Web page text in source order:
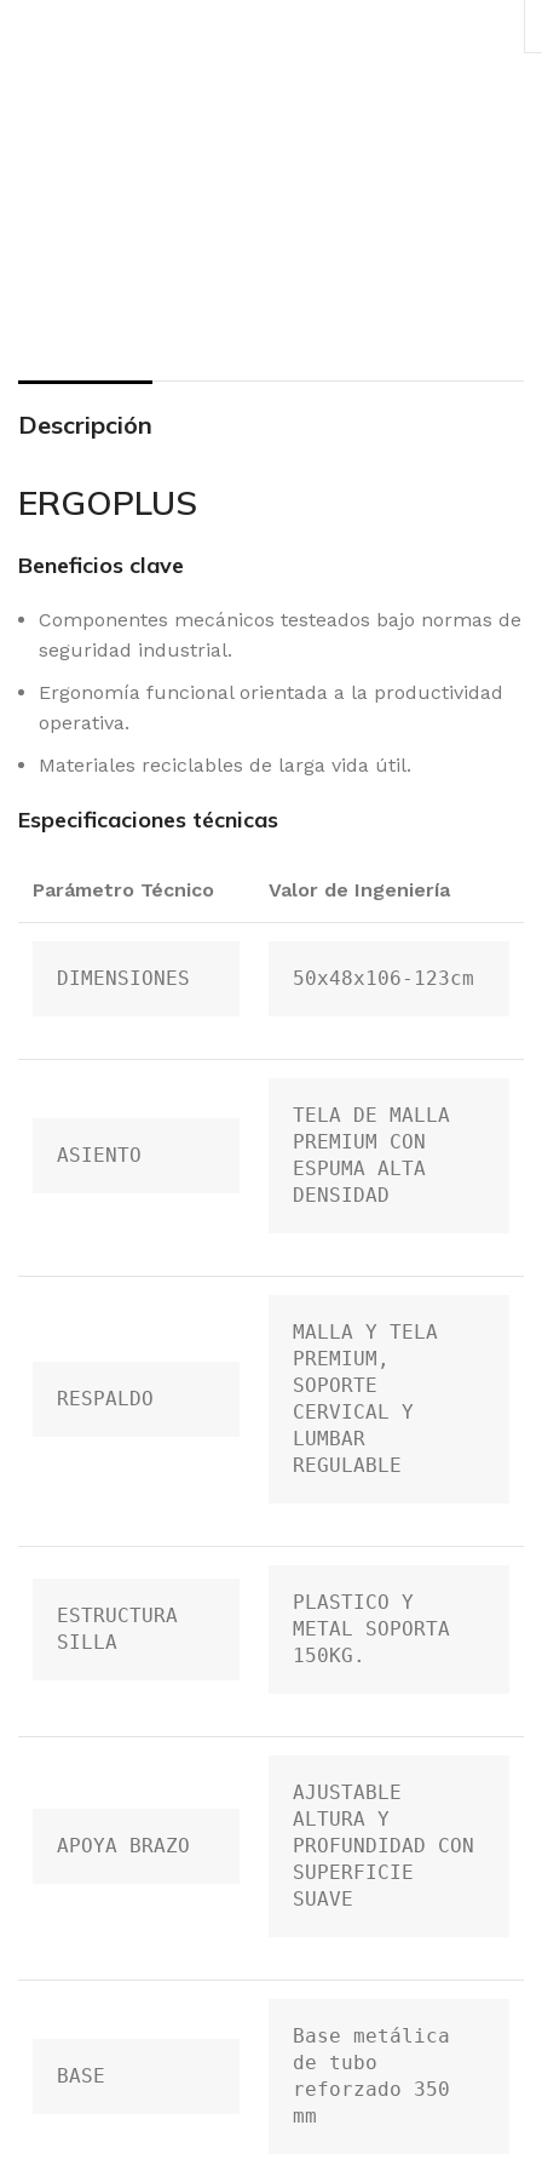
Descripción
ERGOPLUS
Beneficios clave
Componentes mecánicos testeados bajo normas de
seguridad industrial.
Ergonomía funcional orientada a la productividad
operativa.
Materiales reciclables de larga vida útil.
Especificaciones técnicas
Parámetro Técnico Valor de Ingeniería
DIMENSIONES 50x48x106-123cm
ASIENTO
TELA DE MALLA
PREMIUM CON
ESPUMA ALTA
DENSIDAD
RESPALDO
MALLA Y TELA
PREMIUM,
SOPORTE
CERVICAL Y
LUMBAR
REGULABLE
ESTRUCTURA
SILLA
PLASTICO Y
METAL SOPORTA
150KG.
APOYA BRAZO
AJUSTABLE
ALTURA Y
PROFUNDIDAD CON
SUPERFICIE
SUAVE
BASE
Base metálica
de tubo
reforzado 350
mm